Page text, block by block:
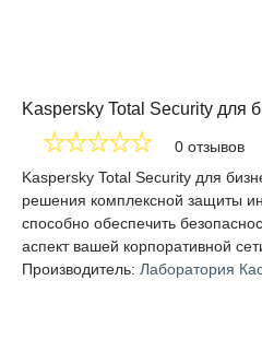
Kaspersky Total Security для
0 отзывов
Kaspersky Total Security для
решения комплексной защиты
способно обеспечить
аспект вашей корпоративной
Производитель: Лаборатория